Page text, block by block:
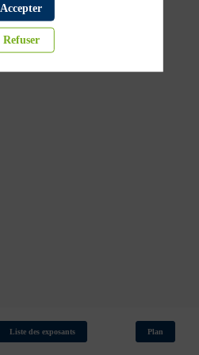
Liste des exposants Plan
Accepter
Refuser